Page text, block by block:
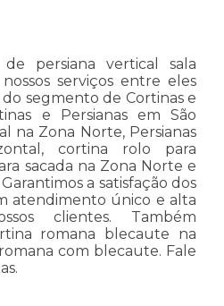
persiana vertical sala
serviços entre eles
segmento de Cortinas e
e Persianas em São
na Zona Norte, Persianas
cortina rolo para
sacada na Zona Norte e
a satisfação dos
atendimento único e alta
clientes. Também
romana blecaute na
com blecaute. Fale